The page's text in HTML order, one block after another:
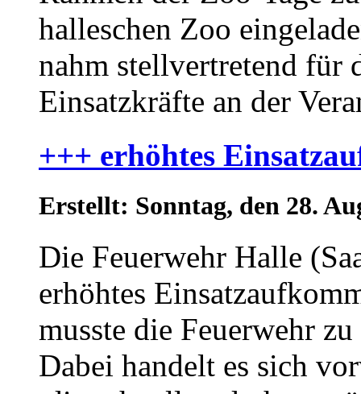
halleschen Zoo
nahm stellvertretend für
Einsatzkräfte an der
+++ erhöhtes
Erstellt: Sonntag, den 28.
Die Feuerwehr Halle
erhöhtes
musste die Feuerwehr
Dabei handelt es sich